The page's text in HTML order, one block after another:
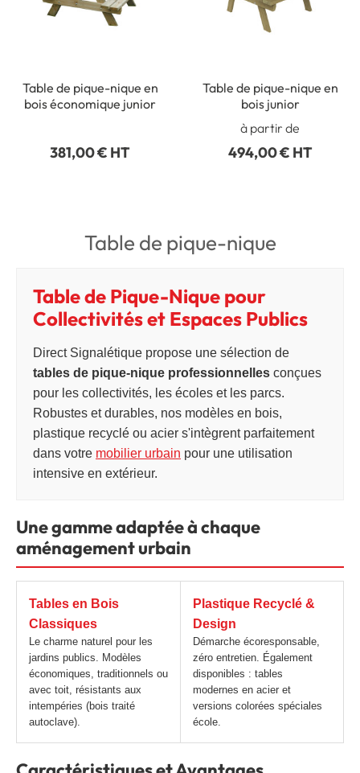
Table de pique-nique en
bois économique junior
381,00 € HT
Table de pique-nique en
bois junior
à partir de
494,00 € HT
Table de pique-nique
Table de Pique-Nique pour
Collectivités et Espaces Publics
Direct Signalétique propose une sélection de
tables de pique-nique professionnelles conçues
pour les collectivités, les écoles et les parcs.
Robustes et durables, nos modèles en bois,
plastique recyclé ou acier s'intègrent parfaitement
dans votre mobilier urbain pour une utilisation
intensive en extérieur.
Une gamme adaptée à chaque
aménagement urbain
Tables en Bois
Classiques
Le charme naturel pour les
jardins publics. Modèles
économiques, traditionnels ou
avec toit, résistants aux
intempéries (bois traité
autoclave).
Plastique Recyclé &
Design
Démarche écoresponsable,
zéro entretien. Également
disponibles : tables
modernes en acier et
versions colorées spéciales
école.